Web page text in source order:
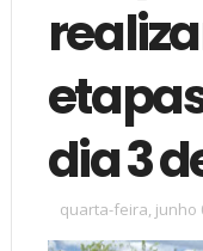
dia 3
quarta-feira, junho